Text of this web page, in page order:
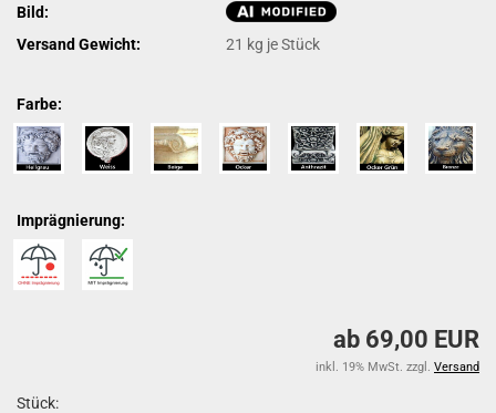
Bild:
Versand Gewicht:
21 kg je Stück
Farbe:
Imprägnierung:
ab 69,00 EUR
inkl. 19% MwSt. zzgl. Versand
Stück: